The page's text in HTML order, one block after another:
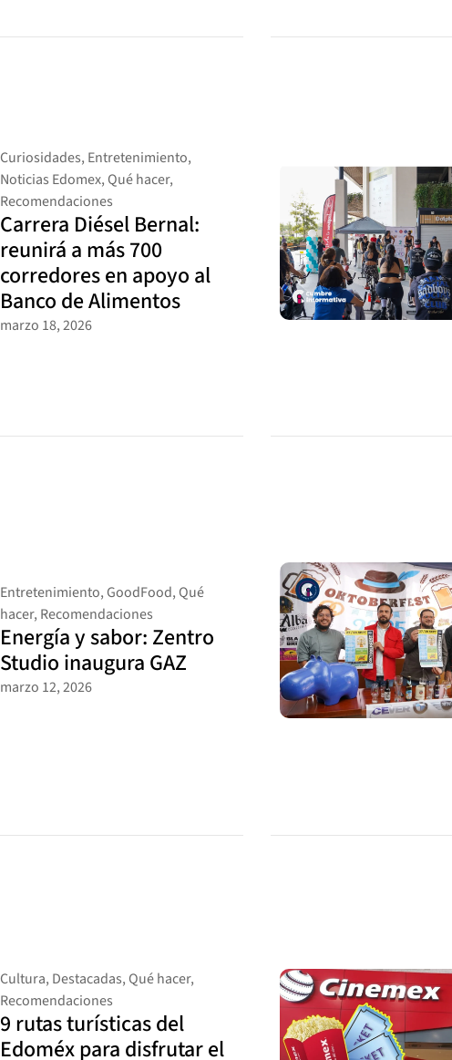
Curiosidades, Entretenimiento,
Noticias Edomex, Qué hacer,
Recomendaciones
Carrera Diésel Bernal:
reunirá a más 700
corredores en apoyo al
Banco de Alimentos
marzo 18, 2026
Entretenimiento, GoodFood, Qué
hacer, Recomendaciones
Energía y sabor: Zentro
Studio inaugura GAZ
marzo 12, 2026
Cultura, Destacadas, Qué hacer,
Recomendaciones
9 rutas turísticas del
Edoméx para disfrutar el